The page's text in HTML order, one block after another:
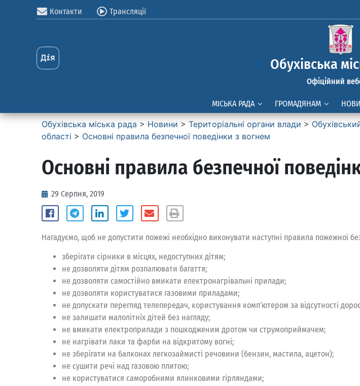
Контакти Трансляції
Обухівська
Офіційний
МІСЬКА РАДА ГРОМАДЯНАМ
Обухівська міська рада > Новини > Територіальні органи влади >
області > Основні правила безпечної поведінки з вогнем
Основні правила безпечної
29 Серпня, 2019
Нагадуємо, щоб не допустити пожежі необхідно виконувати наступні правила пожежної
зберігати сірники в місцях, недоступних дітям;
не дозволяти дітям розпалювати багаття;
не дозволяти самостійно вмикати електронагрівальні прилади;
не дозволяти користуватися газовими приладами;
не допускати перегляд телепередач, користування комп’ютером за відсутності
не залишати малолітніх дітей без нагляду;
не вмикати електроприлади з пошкодженим дротом чи струмоприймачем;
не нагрівати лаки та фарби на відкритому вогні;
не зберігати на балконах легкозаймисті речовини (бензин, мастила, ацетон);
не сушити речі над газовою плитою;
не користуватися саморобними ялинковими гірляндами;